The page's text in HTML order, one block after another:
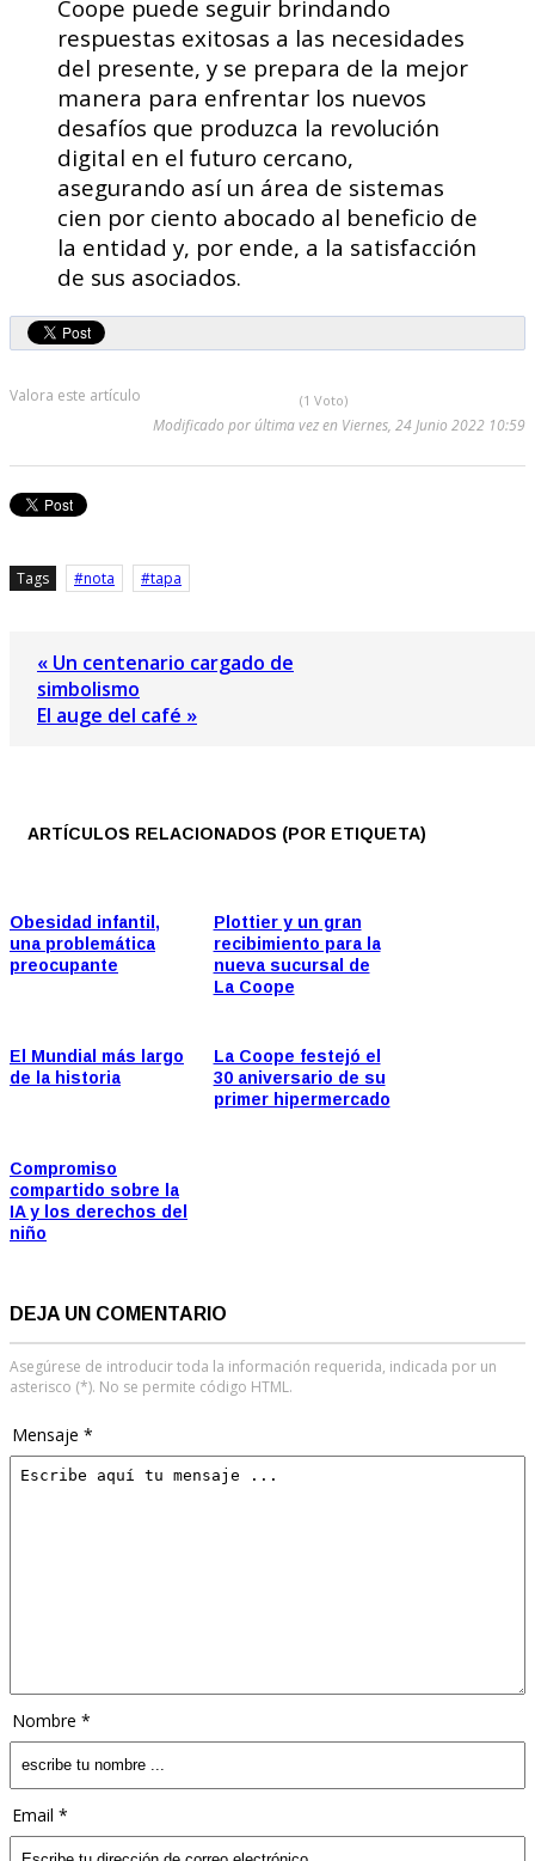
Coope puede seguir brindando
respuestas exitosas a las necesidades
del presente, y se prepara de la mejor
manera para enfrentar los nuevos
desafíos que produzca la revolución
digital en el futuro cercano,
asegurando así un área de sistemas
cien por ciento abocado al beneficio de
la entidad y, por ende, a la satisfacción
de sus asociados.
Valora este artículo (1 Voto)
Modificado por última vez en Viernes, 24 Junio 2022 10:59
Tags nota tapa
« Un centenario cargado de
simbolismo
El auge del café »
ARTÍCULOS RELACIONADOS (POR ETIQUETA)
Obesidad infantil,
una problemática
preocupante
Plottier y un gran
recibimiento para la
nueva sucursal de
La Coope
El Mundial más largo
de la historia
La Coope festejó el
30 aniversario de su
primer hipermercado
Compromiso
compartido sobre la
IA y los derechos del
niño
DEJA UN COMENTARIO
Asegúrese de introducir toda la información requerida, indicada por un
asterisco (*). No se permite código HTML.
Mensaje *
Nombre *
Email *